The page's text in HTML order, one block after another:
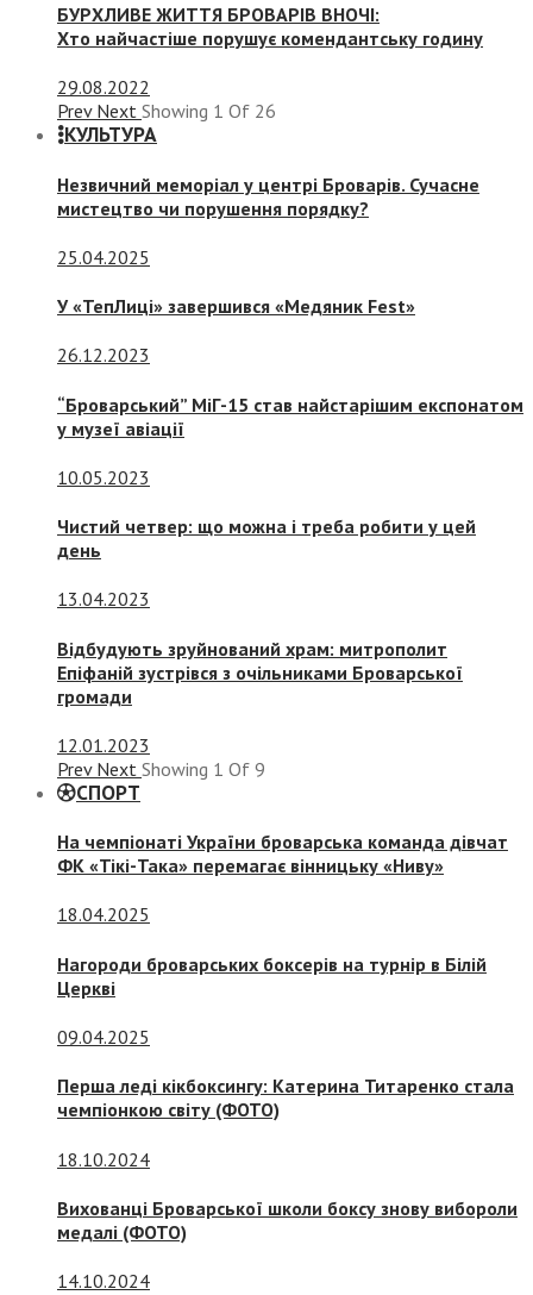
БУРХЛИВЕ ЖИТТЯ БРОВАРІВ ВНОЧІ:
Хто найчастіше порушує комендантську годину
29.08.2022
Prev Next Showing 1 Of 26
КУЛЬТУРА
Незвичний меморіал у центрі Броварів. Сучасне
мистецтво чи порушення порядку?
25.04.2025
У «ТепЛиці» завершився «Медяник Fest»
26.12.2023
“Броварський” МіГ-15 став найстарішим експонатом
у музеї авіації
10.05.2023
Чистий четвер: що можна і треба робити у цей
день
13.04.2023
Відбудують зруйнований храм: митрополит
Епіфаній зустрівся з очільниками Броварської
громади
12.01.2023
Prev Next Showing 1 Of 9
СПОРТ
На чемпіонаті України броварська команда дівчат
ФК «Тікі-Така» перемагає вінницьку «Ниву»
18.04.2025
Нагороди броварських боксерів на турнір в Білій
Церкві
09.04.2025
Перша леді кікбоксингу: Катерина Титаренко стала
чемпіонкою світу (ФОТО)
18.10.2024
Вихованці Броварської школи боксу знову вибороли
медалі (ФОТО)
14.10.2024